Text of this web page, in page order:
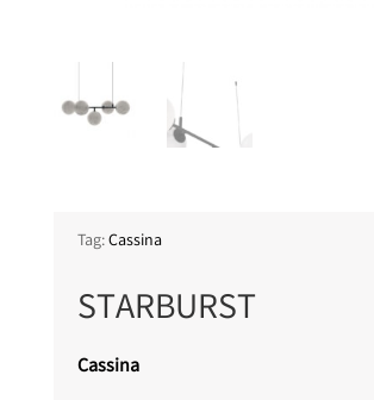
Tag:Cassina
STARBURST
Cassina